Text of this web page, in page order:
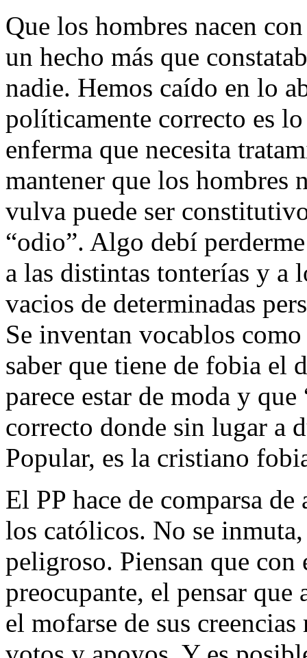
Que los hombres nacen
un hecho más que
nadie. Hemos caído en lo
políticamente correcto es
enferma que necesita
mantener que los hombres
vulva puede ser
“odio”. Algo debí
a las distintas tonterías y a
vacios de determinadas
Se inventan vocablos
saber que tiene de fobia el
parece estar de moda y
correcto donde sin lugar a
Popular, es la cristiano
El PP hace de comparsa
los católicos. No se
peligroso. Piensan que con
preocupante, el pensar
el mofarse de sus